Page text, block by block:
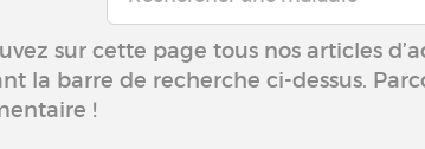
sur cette page tous nos articles
la barre de recherche ci-dessus.
!